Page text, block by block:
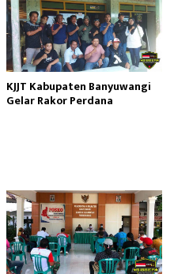
KJJT Kabupaten Banyuwangi
Gelar Rakor Perdana